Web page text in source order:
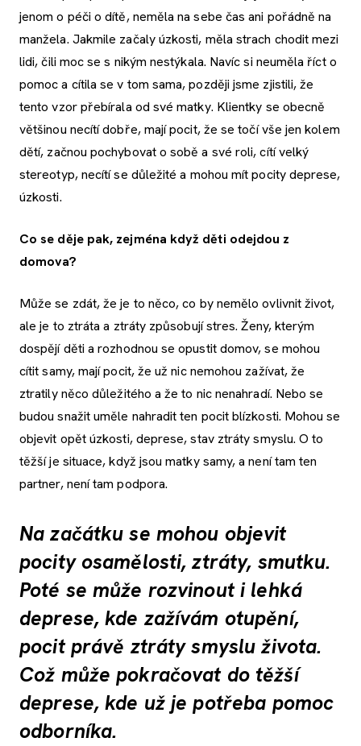
jenom o péči o dítě, neměla na sebe čas ani pořádně na
manžela. Jakmile začaly úzkosti, měla strach chodit mezi
lidi, čili moc se s nikým nestýkala. Navíc si neuměla říct o
pomoc a cítila se v tom sama, později jsme zjistili, že
tento vzor přebírala od své matky. Klientky se obecně
většinou necítí dobře, mají pocit, že se točí vše jen kolem
dětí, začnou pochybovat o sobě a své roli, cítí velký
stereotyp, necítí se důležité a mohou mít pocity deprese,
úzkosti.
Co se děje pak, zejména když děti odejdou z
domova?
Může se zdát, že je to něco, co by nemělo ovlivnit život,
ale je to ztráta a ztráty způsobují stres. Ženy, kterým
dospějí děti a rozhodnou se opustit domov, se mohou
cítit samy, mají pocit, že už nic nemohou zažívat, že
ztratily něco důležitého a že to nic nenahradí. Nebo se
budou snažit uměle nahradit ten pocit blízkosti. Mohou se
objevit opět úzkosti, deprese, stav ztráty smyslu. O to
těžší je situace, když jsou matky samy, a není tam ten
partner, není tam podpora.
Na začátku se mohou objevit
pocity osamělosti, ztráty, smutku.
Poté se může rozvinout i lehká
deprese, kde zažívám otupění,
pocit právě ztráty smyslu života.
Což může pokračovat do těžší
deprese, kde už je potřeba pomoc
odborníka.